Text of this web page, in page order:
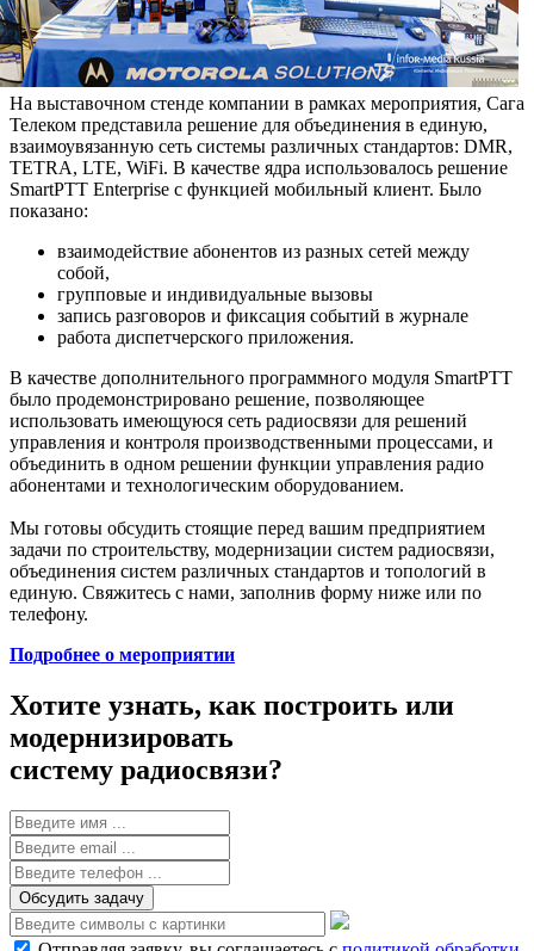
На выставочном стенде компании в рамках мероприятия, Сага
Телеком представила решение для объединения в единую,
взаимоувязанную сеть системы различных стандартов: DMR,
TETRA, LTE, WiFi. В качестве ядра использовалось решение
SmartPTT Enterprise с функцией мобильный клиент. Было
показано:
взаимодействие абонентов из разных сетей между
собой,
групповые и индивидуальные вызовы
запись разговоров и фиксация событий в журнале
работа диспетчерского приложения.
В качестве дополнительного программного модуля SmartPTT
было продемонстрировано решение, позволяющее
использовать имеющуюся сеть радиосвязи для решений
управления и контроля производственными процессами, и
объединить в одном решении функции управления радио
абонентами и технологическим оборудованием.
Мы готовы обсудить стоящие перед вашим предприятием
задачи по строительству, модернизации систем радиосвязи,
объединения систем различных стандартов и топологий в
единую. Свяжитесь с нами, заполнив форму ниже или по
телефону.
Подробнее о мероприятии
Хотите узнать, как построить или
модернизировать
систему радиосвязи?
Обсудить задачу